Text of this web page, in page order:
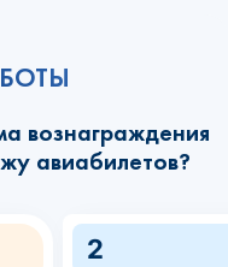
вознаграждения
авиабилетов?
2